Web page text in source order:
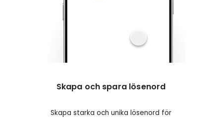
Skapa och spara lösenord
Skapa starka och unika lösenord för